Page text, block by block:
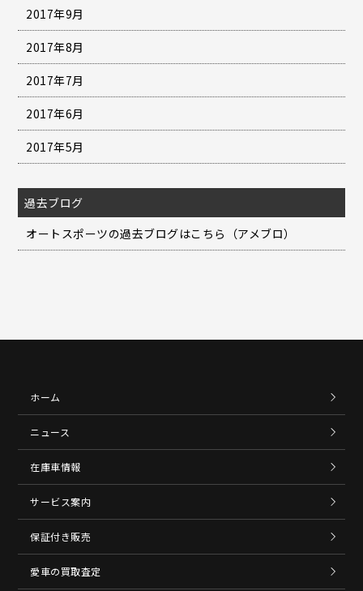
2017年9月
2017年8月
2017年7月
2017年6月
2017年5月
過去ブログ
オートスポーツの過去ブログはこちら（アメブロ）
ホーム
ニュース
在庫車情報
サービス案内
保証付き販売
愛車の買取査定